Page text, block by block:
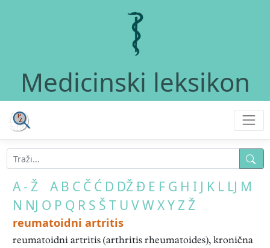
Medicinski leksikon
A - Ž A B C Č Ć D DŽĐ E F G H I J K L LJ M
N NJ O P Q R S Š T U VW XYZŽ
reumatoidni artritis
reumatoidni artritis (arthritis rheumatoides), kronična